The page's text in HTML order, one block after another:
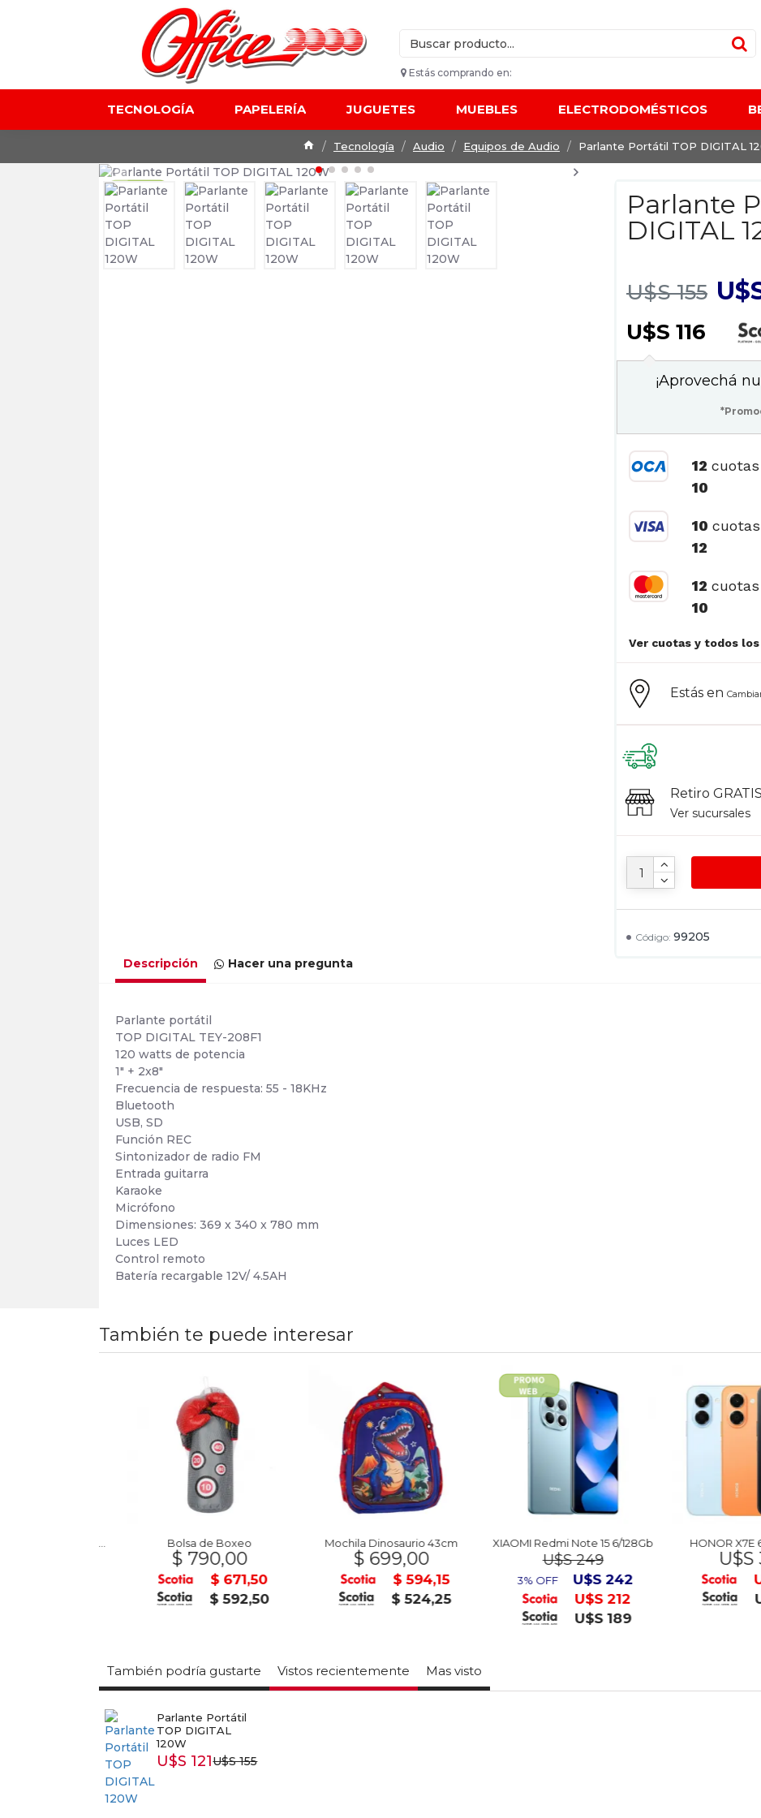
Estás comprando en:
TECNOLOGÍA PAPELERÍA JUGUETES MUEBLES ELECTRODOMÉSTICOS
Tecnología Audio Equipos de Audio Parlante Portátil TOP DIGITAL
Parlante
DIGITAL
Código: 99205
U$S 155
U$S 116
Estás en
Retiro
Ver sucursales
¡Aprovechá
12
10
10
12
12
10
Descripción Hacer una pregunta
Parlante portátil
TOP DIGITAL TEY-208F1
120 watts de potencia
1" + 2x8"
Frecuencia de respuesta: 55 - 18KHz
Bluetooth
USB, SD
Función REC
Sintonizador de radio FM
Entrada guitarra
Karaoke
Micrófono
Dimensiones: 369 x 340 x 780 mm
Luces LED
Control remoto
Batería recargable 12V/ 4.5AH
También te puede interesar
Bolsa de Boxeo
$ 790,00
$ 671,50
$ 592,50
Mochila Dinosaurio 43cm
$ 699,00
$ 594,15
$ 524,25
XIAOMI Redmi Note 15 6/128Gb
U$S 249
3% OFF
U$S 242
U$S 212
U$S 189
HONOR X7E 6GB
U$S
U$S
U$S
También podría gustarte Vistos recientemente Mas visto
Parlante Portátil
TOP DIGITAL
120W
U$S 121U$S 155